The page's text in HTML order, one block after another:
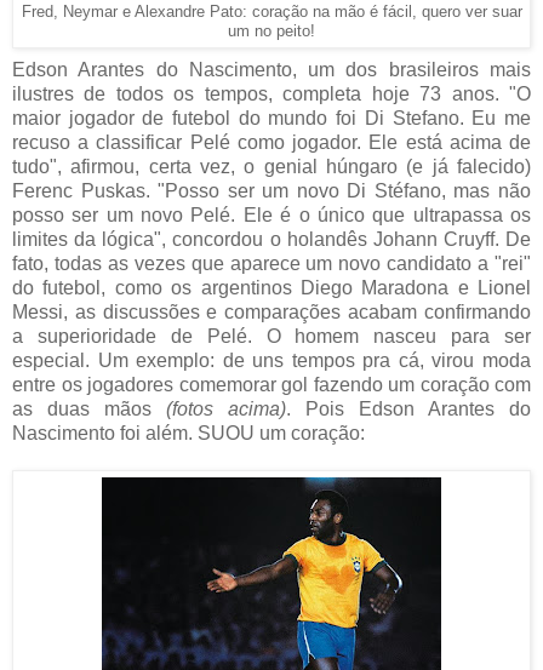
Fred, Neymar e Alexandre Pato: coração na mão é fácil, quero ver suar
um no peito!
Edson Arantes do Nascimento, um dos brasileiros mais
ilustres de todos os tempos, completa hoje 73 anos. "O
maior jogador de futebol do mundo foi Di Stefano. Eu me
recuso a classificar Pelé como jogador. Ele está acima de
tudo", afirmou, certa vez, o genial húngaro (e já falecido)
Ferenc Puskas. "Posso ser um novo Di Stéfano, mas não
posso ser um novo Pelé. Ele é o único que ultrapassa os
limites da lógica", concordou o holandês Johann Cruyff. De
fato, todas as vezes que aparece um novo candidato a "rei"
do futebol, como os argentinos Diego Maradona e Lionel
Messi, as discussões e comparações acabam confirmando
a superioridade de Pelé. O homem nasceu para ser
especial. Um exemplo: de uns tempos pra cá, virou moda
entre os jogadores comemorar gol fazendo um coração com
as duas mãos (fotos acima). Pois Edson Arantes do
Nascimento foi além. SUOU um coração: